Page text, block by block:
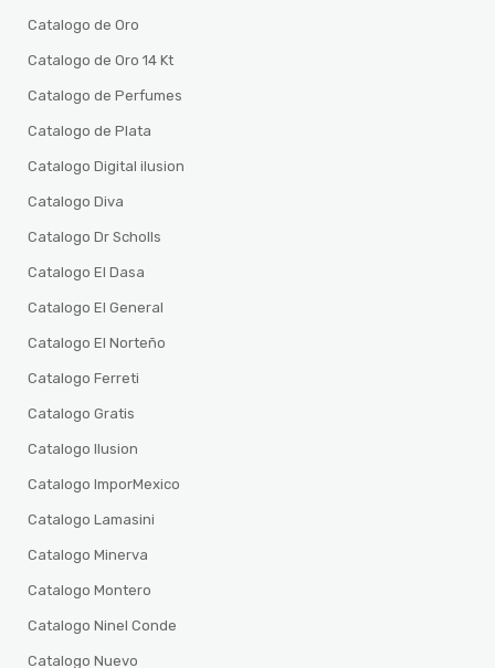
Catalogo de Oro
Catalogo de Oro 14 Kt
Catalogo de Perfumes
Catalogo de Plata
Catalogo Digital ilusion
Catalogo Diva
Catalogo Dr Scholls
Catalogo El Dasa
Catalogo El General
Catalogo El Norteño
Catalogo Ferreti
Catalogo Gratis
Catalogo Ilusion
Catalogo ImporMexico
Catalogo Lamasini
Catalogo Minerva
Catalogo Montero
Catalogo Ninel Conde
Catalogo Nuevo